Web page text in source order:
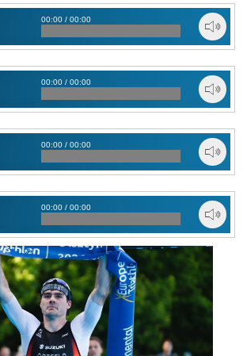
00:00 / 00:00
00:00 / 00:00
00:00 / 00:00
00:00 / 00:00